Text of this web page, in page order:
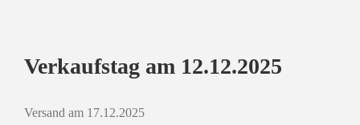
Verkaufstag am 12.12.2025
Versand am 17.12.2025